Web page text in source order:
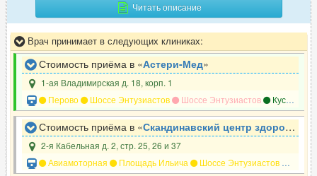
Читать описание
Врач принимает в следующих клиниках:
Стоимость приёма в «Астери-Мед»
1-ая Владимирская д. 18, корп. 1
Перово
Шоссе Энтузиастов Шоссе Энтузиастов Кусково
Стоимость приёма в «Скандинавский центр здоровья
2-я Кабельная д. 2, стр. 25, 26 и 37
Авиамоторная
Площадь Ильича Шоссе Энтузиастов